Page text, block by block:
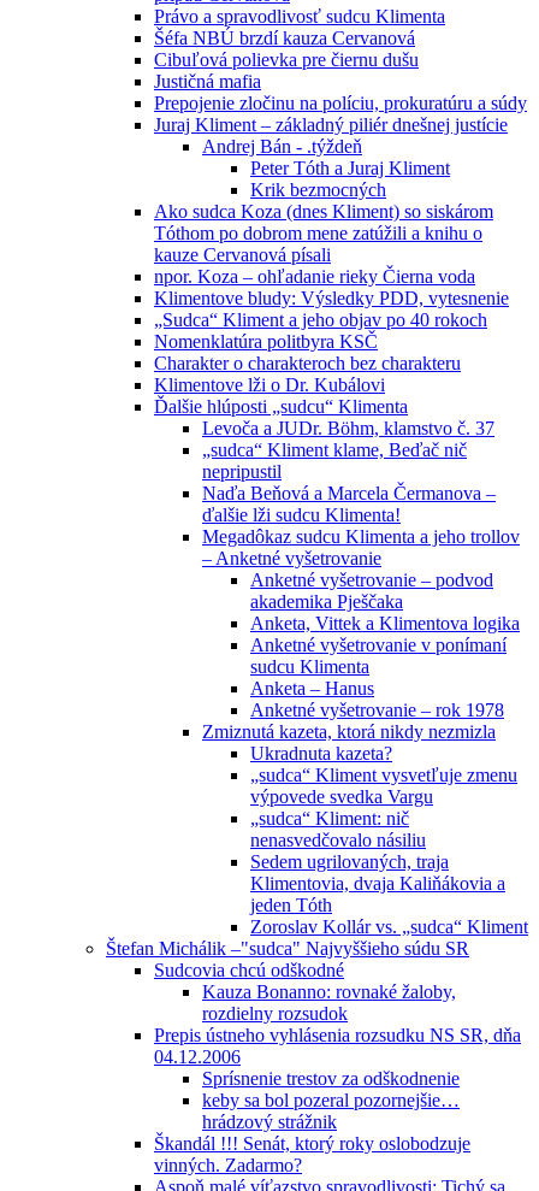
Právo a spravodlivosť sudcu Klimenta
Šéfa NBÚ brzdí kauza Cervanová
Cibuľová polievka pre čiernu dušu
Justičná mafia
Prepojenie zločinu na políciu, prokuratúru a súdy
Juraj Kliment – základný piliér dnešnej justície
Andrej Bán - .týždeň
Peter Tóth a Juraj Kliment
Krik bezmocných
Ako sudca Koza (dnes Kliment) so siskárom
Tóthom po dobrom mene zatúžili a knihu o
kauze Cervanová písali
npor. Koza – ohľadanie rieky Čierna voda
Klimentove bludy: Výsledky PDD, vytesnenie
„Sudca“ Kliment a jeho objav po 40 rokoch
Nomenklatúra politbyra KSČ
Charakter o charakteroch bez charakteru
Klimentove lži o Dr. Kubálovi
Ďalšie hlúposti „sudcu“ Klimenta
Levoča a JUDr. Böhm, klamstvo č. 37
„sudca“ Kliment klame, Beďač nič
nepripustil
Naďa Beňová a Marcela Čermanova –
ďalšie lži sudcu Klimenta!
Megadôkaz sudcu Klimenta a jeho trollov
– Anketné vyšetrovanie
Anketné vyšetrovanie – podvod
akademika Pješčaka
Anketa, Vittek a Klimentova logika
Anketné vyšetrovanie v ponímaní
sudcu Klimenta
Anketa – Hanus
Anketné vyšetrovanie – rok 1978
Zmiznutá kazeta, ktorá nikdy nezmizla
Ukradnuta kazeta?
„sudca“ Kliment vysvetľuje zmenu
výpovede svedka Vargu
„sudca“ Kliment: nič
nenasvedčovalo násiliu
Sedem ugrilovaných, traja
Klimentovia, dvaja Kaliňákovia a
jeden Tóth
Zoroslav Kollár vs. „sudca“ Kliment
Štefan Michálik –"sudca" Najvyššieho súdu SR
Sudcovia chcú odškodné
Kauza Bonanno: rovnaké žaloby,
rozdielny rozsudok
Prepis ústneho vyhlásenia rozsudku NS SR, dňa
04.12.2006
Sprísnenie trestov za odškodnenie
keby sa bol pozeral pozornejšie…
hrádzový strážnik
Škandál !!! Senát, ktorý roky oslobodzuje
vinných. Zadarmo?
Aspoň malé víťazstvo spravodlivosti: Tichý sa